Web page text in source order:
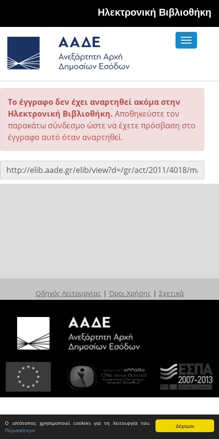
Δέχομαι
Ο ιστότοπος χρησιμοποιεί cookies για τη λειτουργία του.
Περισσότερα
Hλεκτρονική Βιβλιοθήκη
Toggle
Το έγγραφο δεν έχει αναρτηθεί ακόμα στην
Ηλεκτρονική Βιβλιοθήκη. Αποθηκεύστε τον
παρακάτω σύνδεσμο ώστε να έχετε πρόσβαση στο
έγγραφο αυτό όταν αναρτηθεί.
Οδηγός Λειτουργίας | Όροι Χρήσης | Σχετικά